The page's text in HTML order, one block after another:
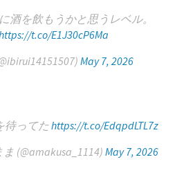
酒を飲もうかと思うレベル。
t.co/E1J30cP6Ma
May 7, 2026
待ってたhttps://t.co/EdqpdLTL7z
(@amakusa_1114) May 7, 2026